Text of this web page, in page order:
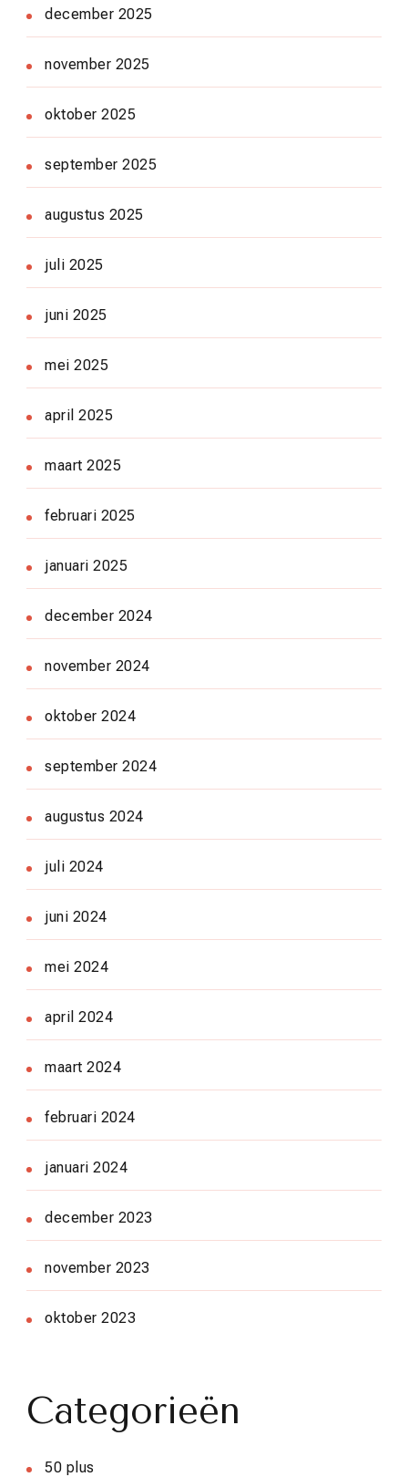
december 2025
november 2025
oktober 2025
september 2025
augustus 2025
juli 2025
juni 2025
mei 2025
april 2025
maart 2025
februari 2025
januari 2025
december 2024
november 2024
oktober 2024
september 2024
augustus 2024
juli 2024
juni 2024
mei 2024
april 2024
maart 2024
februari 2024
januari 2024
december 2023
november 2023
oktober 2023
Categorieën
50 plus